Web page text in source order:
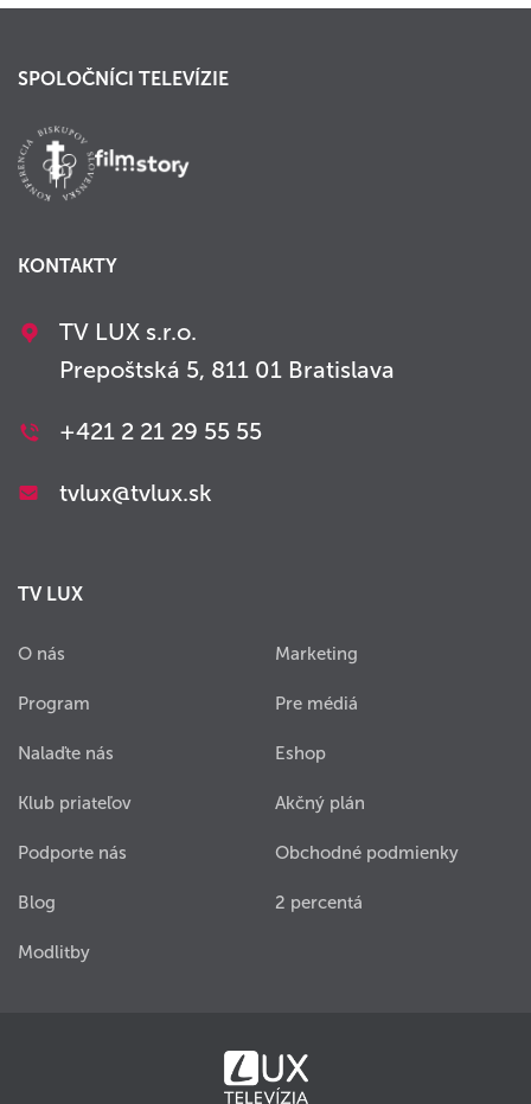
SPOLOČNÍCI TELEVÍZIE
KONTAKTY
TV LUX s.r.o.
Prepoštská 5, 811 01 Bratislava
+421 2 21 29 55 55
tvlux@tvlux.sk
TV LUX
O nás
Program
Nalaďte nás
Klub priateľov
Podporte nás
Blog
Modlitby
Marketing
Pre médiá
Eshop
Akčný plán
Obchodné podmienky
2 percentá